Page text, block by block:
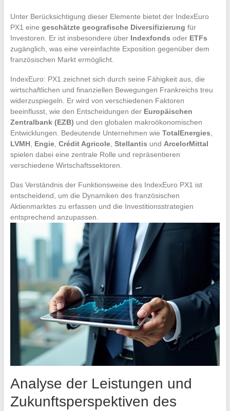
Unter Berücksichtigung dieser Elemente bietet der IndexEuro
PX1 eine geschätzte geografische Diversifizierung für
Investoren. Er ist insbesondere über Indexfonds oder ETFs
zugänglich, was eine vereinfachte Exposition gegenüber dem
französischen Markt ermöglicht.
IndexEuro: PX1 zeichnet sich durch seine Fähigkeit aus, die
wirtschaftlichen und finanziellen Bewegungen Frankreichs treu
widerzuspiegeln. Er wird von verschiedenen Faktoren
beeinflusst, wie den Entscheidungen der Europäischen
Zentralbank (EZB) und den globalen makroökonomischen
Entwicklungen. Bedeutende Unternehmen wie TotalEnergies
LVMH, Engie, Crédit Agricole, Stellantis und ArcelorMittal
spielen dabei eine zentrale Rolle und repräsentieren
verschiedene Wirtschaftssektoren.
Das Verständnis der Funktionsweise des IndexEuro PX1 ist
entscheidend, um die Dynamiken des französischen
Aktienmarktes zu erfassen und die Investitionsstrategien
entsprechend anzupassen.
Analyse der Leistungen und
Zukunftsperspektiven des